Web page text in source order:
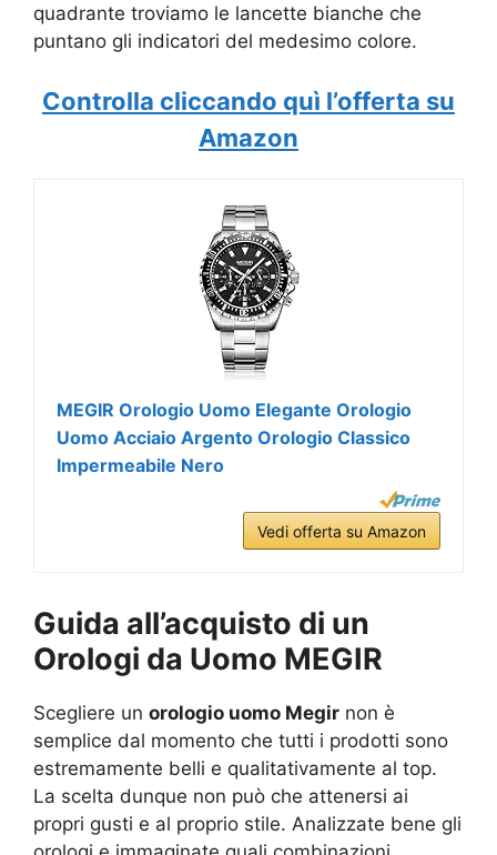
quadrante troviamo le lancette bianche che
puntano gli indicatori del medesimo colore.
Controlla cliccando quì l’offerta su
Amazon
MEGIR Orologio Uomo Elegante Orologio
Uomo Acciaio Argento Orologio Classico
Impermeabile Nero
Vedi offerta su Amazon
Guida all’acquisto di un
Orologi da Uomo MEGIR
Scegliere un orologio uomo Megir non è
semplice dal momento che tutti i prodotti sono
estremamente belli e qualitativamente al top.
La scelta dunque non può che attenersi ai
propri gusti e al proprio stile. Analizzate bene gli